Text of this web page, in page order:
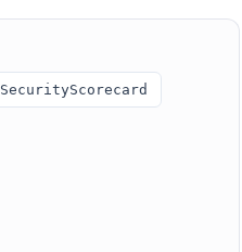
SecurityScorecard